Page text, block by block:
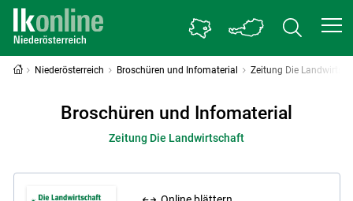
Niederösterreich Broschüren und Infomaterial Zeitung Die
Broschüren und Infomaterial
Zeitung Die Landwirtschaft